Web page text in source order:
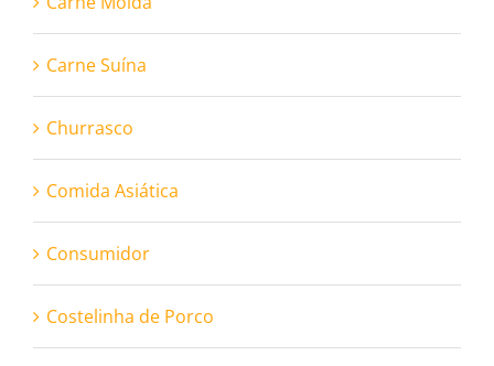
Carne Suína
Churrasco
Comida Asiática
Consumidor
Costelinha de Porco